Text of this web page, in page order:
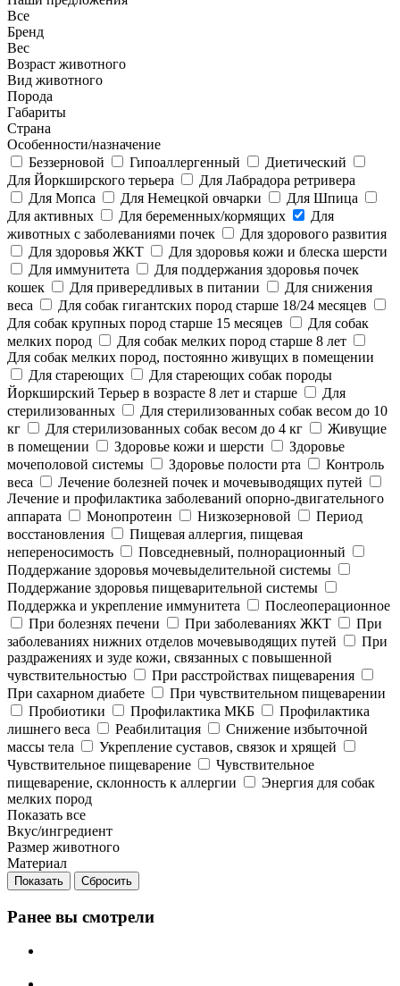
Все
Бренд
Вес
Возраст животного
Вид животного
Порода
Габариты
Страна
Особенности/назначение
Беззерновой
Гипоаллергенный
Диетический
Для Йоркширского терьера
Для Лабрадора ретривера
Для Мопса
Для Немецкой овчарки
Для Шпица
Для активных
Для беременных/кормящих
Для
животных с заболеваниями почек
Для здорового развития
Для здоровья ЖКТ
Для здоровья кожи и блеска шерсти
Для иммунитета
Для поддержания здоровья почек
кошек
Для привередливых в питании
Для снижения
веса
Для собак гигантских пород старше 18/24 месяцев
Для собак крупных пород старше 15 месяцев
Для собак
мелких пород
Для собак мелких пород старше 8 лет
Для собак мелких пород, постоянно живущих в помещении
Для стареющих
Для стареющих собак породы
Йоркширский Терьер в возрасте 8 лет и старше
Для
стерилизованных
Для стерилизованных собак весом до 10
кг
Для стерилизованных собак весом до 4 кг
Живущие
в помещении
Здоровье кожи и шерсти
Здоровье
мочеполовой системы
Здоровье полости рта
Контроль
веса
Лечение болезней почек и мочевыводящих путей
Лечение и профилактика заболеваний опорно-двигательного
аппарата
Монопротеин Низкозерновой
Период
восстановления
Пищевая аллергия, пищевая
непереносимость
Повседневный, полнорационный
Поддержание здоровья мочевыделительной системы
Поддержание здоровья пищеварительной системы
Поддержка и укрепление иммунитета
Послеоперационное
При болезнях печени
При заболеваниях ЖКТ
При
заболеваниях нижних отделов мочевыводящих путей
При
раздражениях и зуде кожи, связанных с повышенной
чувствительностью
При расстройствах пищеварения
При сахарном диабете
При чувствительном пищеварении
Пробиотики
Профилактика МКБ
Профилактика
лишнего веса
Реабилитация
Снижение избыточной
массы тела
Укрепление суставов, связок и хрящей
Чувствительное пищеварение
Чувствительное
пищеварение, склонность к аллергии
Энергия для собак
мелких пород
Показать все
Вкус/ингредиент
Размер животного
Материал
Сбросить
Ранее вы смотрели